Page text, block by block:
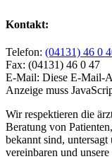
Kontakt:
Telefon: (04131) 46 0
Fax: (04131) 46 0 47
E-Mail: Diese E-Mail-
Anzeige muss
Wir respektieren die
Beratung von
bekannt sind,
vereinbaren und